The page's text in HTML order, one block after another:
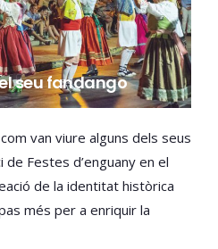
seu fandango
van viure alguns dels seus
Festes d’enguany en el
de la identitat històrica
més per a enriquir la